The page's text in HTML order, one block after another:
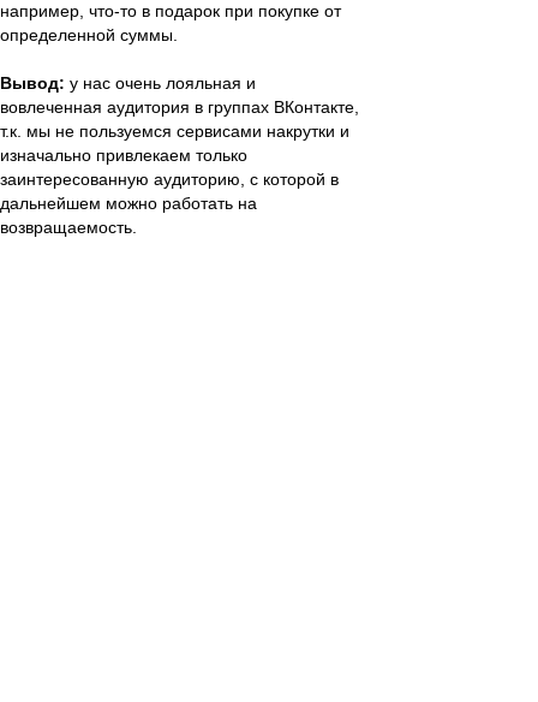
например, что-то в подарок при покупке от
определенной суммы.
Вывод: у нас очень лояльная и
вовлеченная аудитория в группах ВКонтакте,
т.к. мы не пользуемся сервисами накрутки и
изначально привлекаем только
заинтересованную аудиторию, с которой в
дальнейшем можно работать на
возвращаемость.